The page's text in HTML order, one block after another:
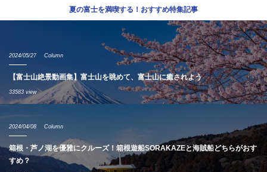
夏の富士を満喫する！おすすめ特集記事
2024/05/27 Column
【富士山絶景動画集】富士山を眺めて、富士山に癒されよう
33583 view
2024/04/08 Column
箱根・芦ノ湖を優雅にクルーズ！箱根遊船SORAKAZEと海賊船どちらがおす
すめ？